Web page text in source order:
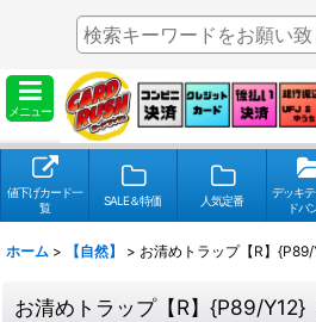
メニュー
値下げカード一
覧
SALE＆特価 人気定番
デッキ
ドバ
ホーム > 【自然】 > お清めトラップ【R】{P89/
お清めトラップ【R】{P89/Y12}